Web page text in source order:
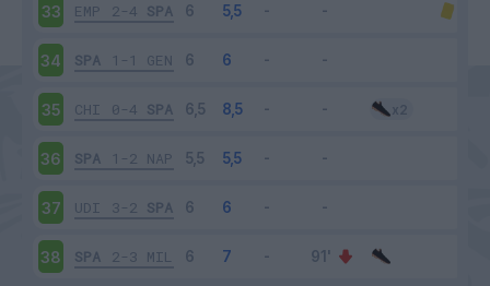
33 EMP 2-4 SPA
34 SPA 1-1 GEN
35 CHI 0-4 SPA
36 SPA 1-2 NAP
37 UDI 3-2 SPA
38 SPA 2-3 MIL